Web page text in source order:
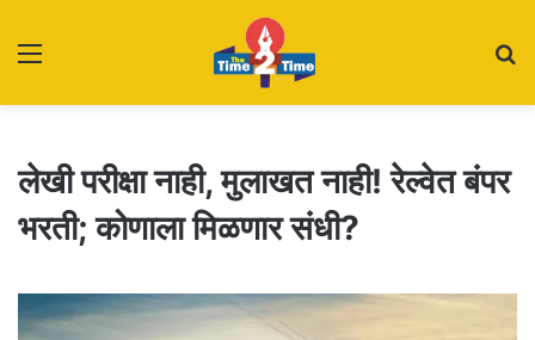
लेखी परीक्षा नाही, मुलाखत नाही! रेल्वेत बंपर
भरती; कोणाला मिळणार संधी?